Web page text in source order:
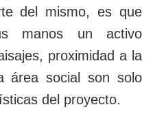
del mismo, es que
manos un activo
proximidad a la
área social son solo
del proyecto.